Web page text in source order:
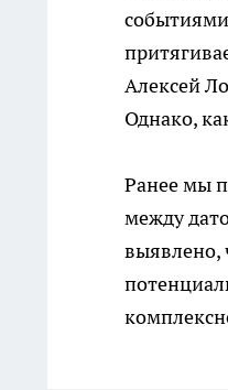
Алексей
Однако,
Ранее мы
между
выявлено,